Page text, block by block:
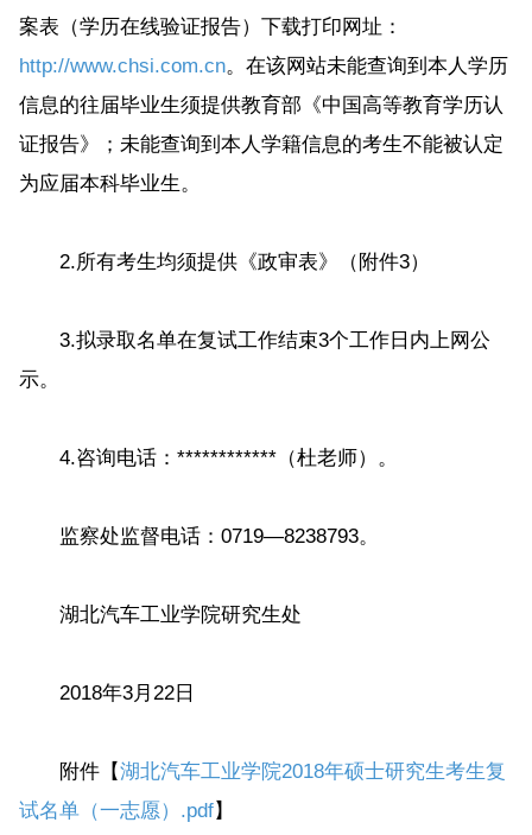
案表（学历在线验证报告）下载打印网址：
http://www.chsi.com.cn。在该网站未能查询到本人学历
信息的往届毕业生须提供教育部《中国高等教育学历认
证报告》；未能查询到本人学籍信息的考生不能被认定
为应届本科毕业生。
2.所有考生均须提供《政审表》（附件3）
3.拟录取名单在复试工作结束3个工作日内上网公
示。
4.咨询电话：************（杜老师）。
监察处监督电话：0719—8238793。
湖北汽车工业学院研究生处
2018年3月22日
附件【湖北汽车工业学院2018年硕士研究生考生复
试名单（一志愿）.pdf】